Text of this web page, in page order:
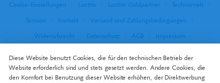
Cookie-Einstellungen Loctite Loctite Goldpartner
Technomelt
Teroson
Kontakt
Versand und Zahlungsbedingungen
Widerrufsrecht
Datenschutz AGB Impressum
Diese Website benutzt Cookies, die für den technischen Betrieb der
Website erforderlich sind und stets gesetzt werden. Andere Cookies, die
den Komfort bei Benutzung dieser Website erhöhen, der Direktwerbung